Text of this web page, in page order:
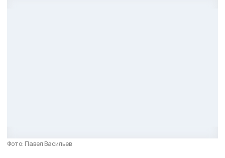
Фото: Павел Васильев